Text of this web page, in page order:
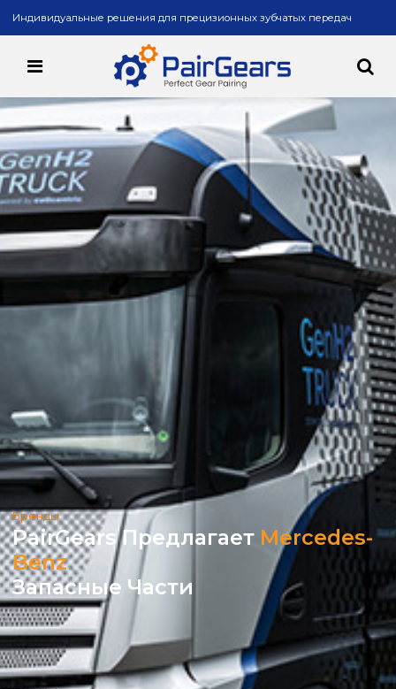
Индивидуальные решения для прецизионных зубчатых передач
Бренды
PairGears Предлагает Mercedes-
Benz
Запасные Части